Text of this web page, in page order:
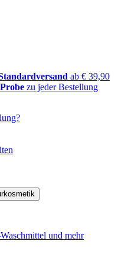
ab € 39,90
zu jeder Bestellung
und mehr